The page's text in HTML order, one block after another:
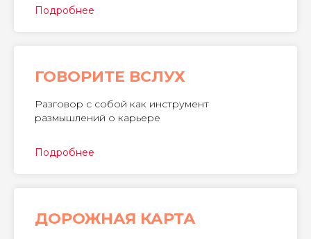
Подробнее
ГОВОРИТЕ ВСЛУХ
Разговор с собой как инструмент
размышлений о карьере
Подробнее
ДОРОЖНАЯ КАРТА